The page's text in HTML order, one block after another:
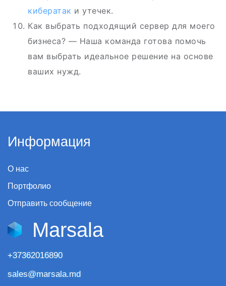
кибератак и утечек.
Как выбрать подходящий сервер для моего
бизнеса? — Наша команда готова помочь
вам выбрать идеальное решение на основе
ваших нужд.
Информация
О нас
Портфолио
Отправить сообщение
Marsala
+37362016890
sales@marsala.md